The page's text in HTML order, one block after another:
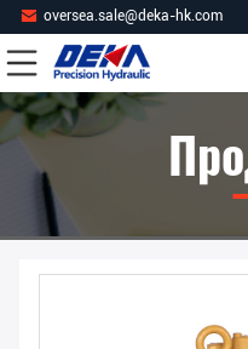
oversea.sale@deka-hk.com